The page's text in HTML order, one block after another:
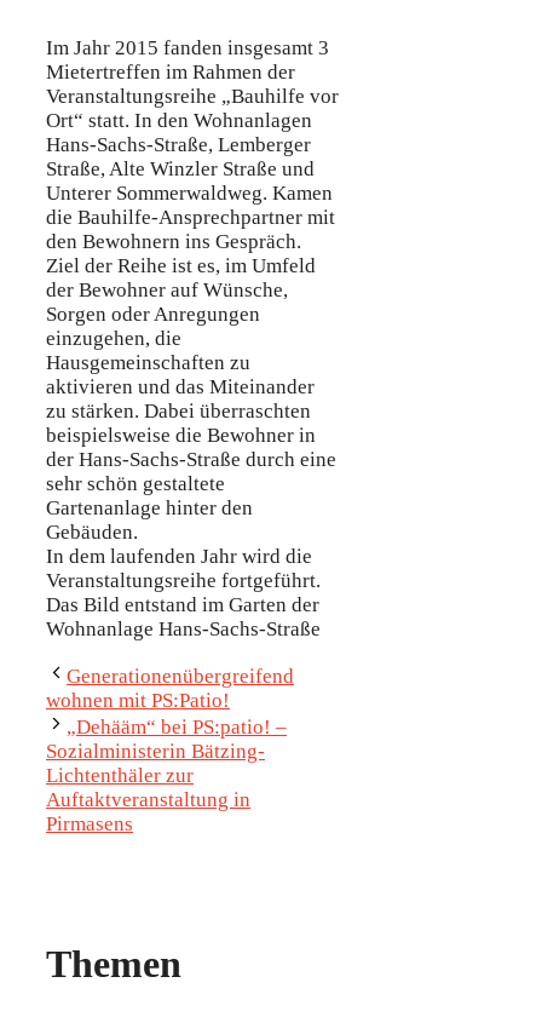
Im Jahr 2015 fanden insgesamt 3
Mietertreffen im Rahmen der
Veranstaltungsreihe „Bauhilfe vor
Ort“ statt. In den Wohnanlagen
Hans-Sachs-Straße, Lemberger
Straße, Alte Winzler Straße und
Unterer Sommerwaldweg. Kamen
die Bauhilfe-Ansprechpartner mit
den Bewohnern ins Gespräch.
Ziel der Reihe ist es, im Umfeld
der Bewohner auf Wünsche,
Sorgen oder Anregungen
einzugehen, die
Hausgemeinschaften zu
aktivieren und das Miteinander
zu stärken. Dabei überraschten
beispielsweise die Bewohner in
der Hans-Sachs-Straße durch eine
sehr schön gestaltete
Gartenanlage hinter den
Gebäuden.
In dem laufenden Jahr wird die
Veranstaltungsreihe fortgeführt.
Das Bild entstand im Garten der
Wohnanlage Hans-Sachs-Straße
Generationenübergreifend
wohnen mit PS:Patio!
„Dehääm“ bei PS:patio! –
Sozialministerin Bätzing-
Lichtenthäler zur
Auftaktveranstaltung in
Pirmasens
Themen